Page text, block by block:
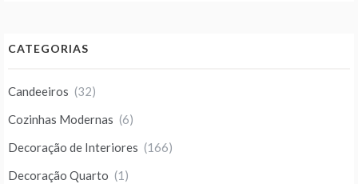
CATEGORIAS
Candeeiros (32)
Cozinhas Modernas (6)
Decoração de Interiores (166)
Decoração Quarto (1)